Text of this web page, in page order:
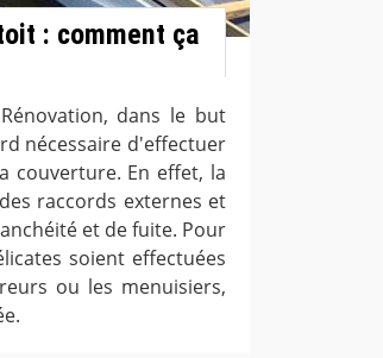
: comment ça
dans le but
nécessaire d'effectuer
couverture. En effet, la
raccords externes et
et de fuite. Pour
soient effectuées
ou les menuisiers,